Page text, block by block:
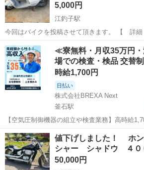
5,000円
江釣子駅
今回はバイクを投稿させて頂きます。 【 詳細 】 ・ヤマハ ・ギア
・キー無し ・現在不動 ・錆あり ・傷あり ・割れや欠け有り ・破損
強 ・部品探してた方、ドナーにいかがでしょう？ ●現車確認オススメ
します ...
岩手 北上市 江釣子駅 ヤマハ 部
≪寮無料・月収35万円
場での検査・検品 交替制
時給1,700円
日払い
株式会社BREXA Next
釜石駅
【空気圧制御機器の組立や検査業務】高時給
カー通勤OK＆工場敷地内に無料駐車場あり 人気の工場のお仕事 ◇空
気圧制御機器（シリンダ、バルブ等）の製造・
出荷業務◇ ＊大手メーカー...
岩手 釜石市 釜石駅 その他
値下げしました！ ホ
シャー シャドウ ４０
50,000円